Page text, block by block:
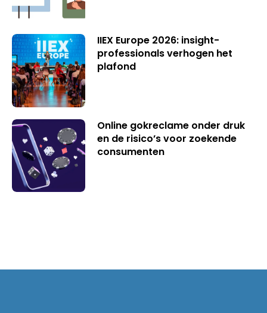
IIEX Europe 2026: insight-
professionals verhogen het
plafond
Online gokreclame onder druk
en de risico’s voor zoekende
consumenten